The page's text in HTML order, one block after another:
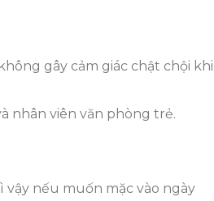
gây cảm giác chật chội khi
nhân viên văn phòng trẻ.
nếu muốn mặc vào ngày